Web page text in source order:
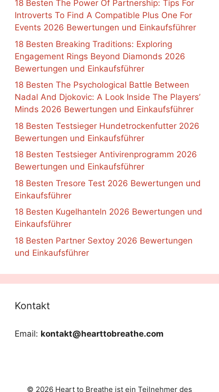
18 Besten The Power Of Partnership: Tips For
Introverts To Find A Compatible Plus One For
Events 2026 Bewertungen und Einkaufsführer
18 Besten Breaking Traditions: Exploring
Engagement Rings Beyond Diamonds 2026
Bewertungen und Einkaufsführer
18 Besten The Psychological Battle Between
Nadal And Djokovic: A Look Inside The Players’
Minds 2026 Bewertungen und Einkaufsführer
18 Besten Testsieger Hundetrockenfutter 2026
Bewertungen und Einkaufsführer
18 Besten Testsieger Antivirenprogramm 2026
Bewertungen und Einkaufsführer
18 Besten Tresore Test 2026 Bewertungen und
Einkaufsführer
18 Besten Kugelhanteln 2026 Bewertungen und
Einkaufsführer
18 Besten Partner Sextoy 2026 Bewertungen
und Einkaufsführer
Kontakt
Email: kontakt@hearttobreathe.com
© 2026 Heart to Breathe ist ein Teilnehmer des